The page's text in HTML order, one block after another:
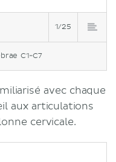
1/25
C1-C7
avec chaque
aux articulations
cervicale.